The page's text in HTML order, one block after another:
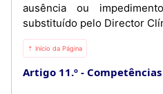
ausência ou
substituído pelo Director
⇡ Início da Página
Artigo 11.º Competências